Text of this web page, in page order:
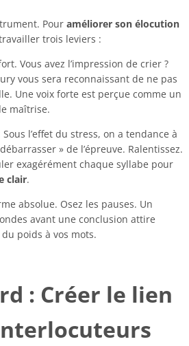
Pour améliorer son élocution
trois leviers :
Vous avez l’impression de crier ?
vous sera reconnaissant de ne pas
Une voix forte est perçue comme un
maîtrise.
Sous l’effet du stress, on a tendance à
» de l’épreuve. Ralentissez.
exagérément chaque syllabe pour
clair.
absolue. Osez les pauses. Un
avant une conclusion attire
poids à vos mots.
: Créer le lien